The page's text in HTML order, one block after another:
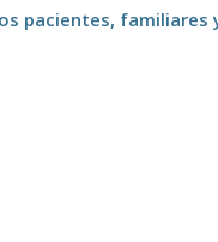
pacientes, familiares